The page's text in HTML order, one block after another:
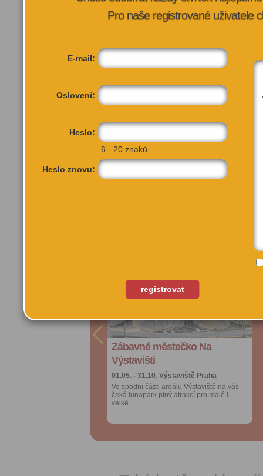
Výstaviště Praha
Zábavné městečko Na
Výstavišti
01.05. - 31.10. Výstaviště Praha
Ve spodní části areálu Výstaviště na vás
čeká lunapark plný atrakcí pro malé i
velké.
Sdílet:
export do
kalendáře
Více výhod pro
přihlášené
Zábavné městečko Na
Výstavišti
01.05. - 31.10. Výstaviště Praha
Ve spodní části areálu Výstaviště na vás
čeká lunapark plný atrakcí pro malé i
velké.
Sdílet:
export do
kalendáře
Více výhod pro
přihlášené
Pro naše registrované uživatele
E-mail:
Oslovení:
Heslo:
6 - 20 znaků
Heslo znovu:
registrovat